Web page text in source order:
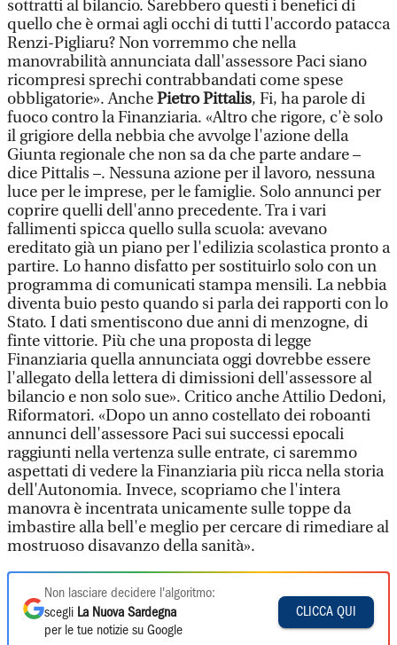
sottratti al bilancio. Sarebbero questi i benefici di
quello che è ormai agli occhi di tutti l'accordo patacca
Renzi-Pigliaru? Non vorremmo che nella
manovrabilità annunciata dall'assessore Paci siano
ricompresi sprechi contrabbandati come spese
obbligatorie». AnchePietro Pittalis, Fi, ha parole di
fuoco contro la Finanziaria. «Altro che rigore, c'è solo
il grigiore della nebbia che avvolge l'azione della
Giunta regionale che non sa da che parte andare –
dice Pittalis –. Nessuna azione per il lavoro, nessuna
luce per le imprese, per le famiglie. Solo annunci per
coprire quelli dell'anno precedente. Tra i vari
fallimenti spicca quello sulla scuola: avevano
ereditato già un piano per l'edilizia scolastica pronto a
partire. Lo hanno disfatto per sostituirlo solo con un
programma di comunicati stampa mensili. La nebbia
diventa buio pesto quando si parla dei rapporti con lo
Stato. I dati smentiscono due anni di menzogne, di
finte vittorie. Più che una proposta di legge
Finanziaria quella annunciata oggi dovrebbe essere
l'allegato della lettera di dimissioni dell'assessore al
bilancio e non solo sue». Critico anche Attilio Dedoni,
Riformatori. «Dopo un anno costellato dei roboanti
annunci dell'assessore Paci sui successi epocali
raggiunti nella vertenza sulle entrate, ci saremmo
aspettati di vedere la Finanziaria più ricca nella storia
dell'Autonomia. Invece, scopriamo che l'intera
manovra è incentrata unicamente sulle toppe da
imbastire alla bell'e meglio per cercare di rimediare al
mostruoso disavanzo della sanità».
Non lasciare decidere l'algoritmo:
scegli La Nuova Sardegna
per le tue notizie su Google
CLICCA QUI